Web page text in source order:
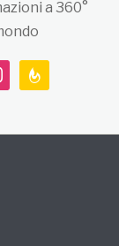
a 360°
feedburner